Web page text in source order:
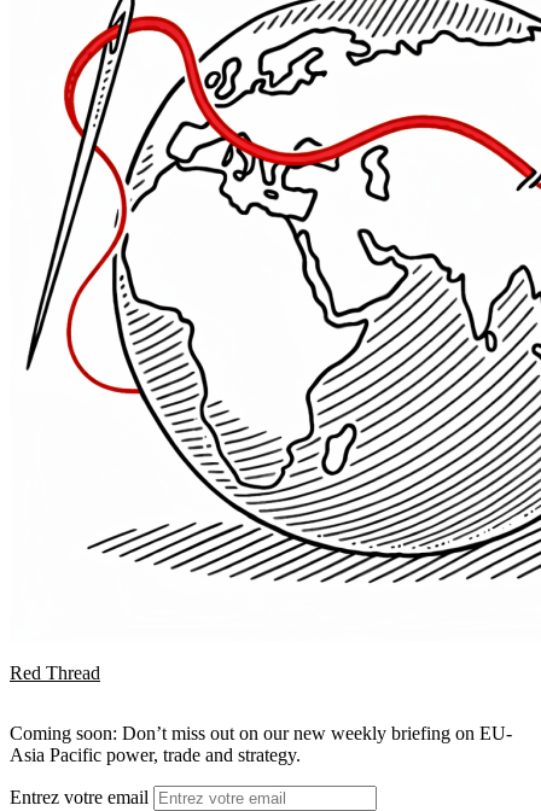
Red Thread
Coming soon: Don’t miss out on our new weekly briefing on EU-
Asia Pacific power, trade and strategy.
Entrez votre email